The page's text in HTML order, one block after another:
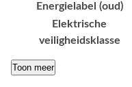
Energielabel (oud)
Elektrische
veiligheidsklasse
Toon meer